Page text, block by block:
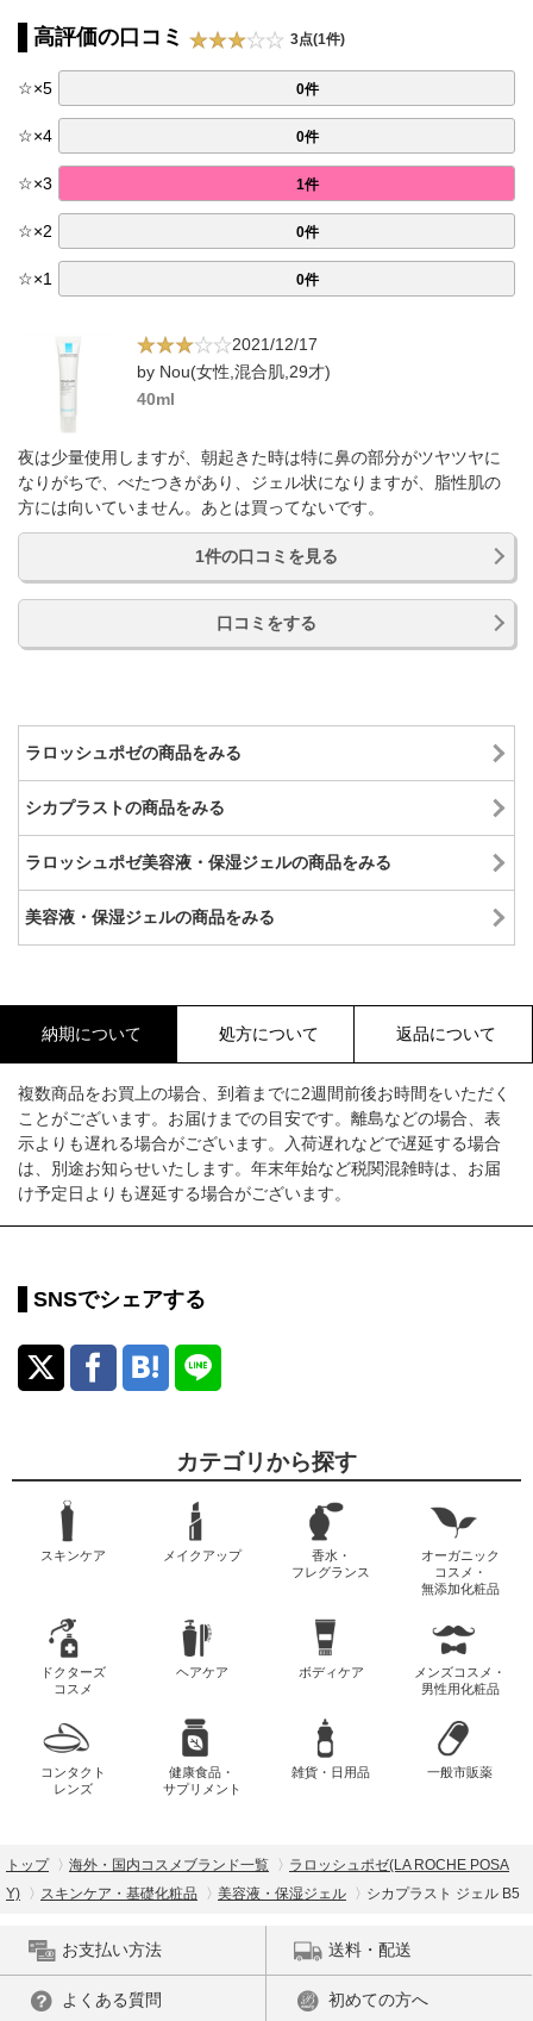
高評価の口コミ 3点(1件)
☆×5 0件
☆×4 0件
☆×3 1件
☆×2 0件
☆×1 0件
2021/12/17
by Nou(女性,混合肌,29才)
40ml
夜は少量使用しますが、朝起きた時は特に鼻の部分がツヤツヤに
なりがちで、べたつきがあり、ジェル状になりますが、脂性肌の
方には向いていません。あとは買ってないです。
1件の口コミを見る
口コミをする
ラロッシュポゼの商品をみる
シカプラストの商品をみる
ラロッシュポゼ美容液・保湿ジェルの商品をみる
美容液・保湿ジェルの商品をみる
納期について 処方について 返品について
複数商品をお買上の場合、到着までに2週間前後お時間をいただく
ことがございます。お届けまでの目安です。離島などの場合、表
示よりも遅れる場合がございます。入荷遅れなどで遅延する場合
は、別途お知らせいたします。年末年始など税関混雑時は、お届
け予定日よりも遅延する場合がございます。
SNSでシェアする
カテゴリから探す
スキンケア メイクアップ
香水・
フレグランス
オーガニック
コスメ・
無添加化粧品
ドクターズ
コスメ
ヘアケア ボディケア
メンズコスメ・
男性用化粧品
コンタクト
レンズ
健康食品・
サプリメント
雑貨・日用品 一般市販薬
トップ 海外・国内コスメブランド一覧
ラロッシュポゼ(LA ROCHE POSA
Y)
スキンケア・基礎化粧品 美容液・保湿ジェル シカプラスト ジェル B5
お支払い方法 送料・配送
よくある質問 初めての方へ